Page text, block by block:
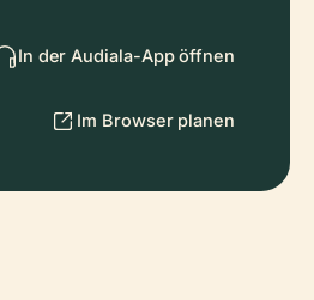
In der Audiala-App öffnen
Im Browser planen